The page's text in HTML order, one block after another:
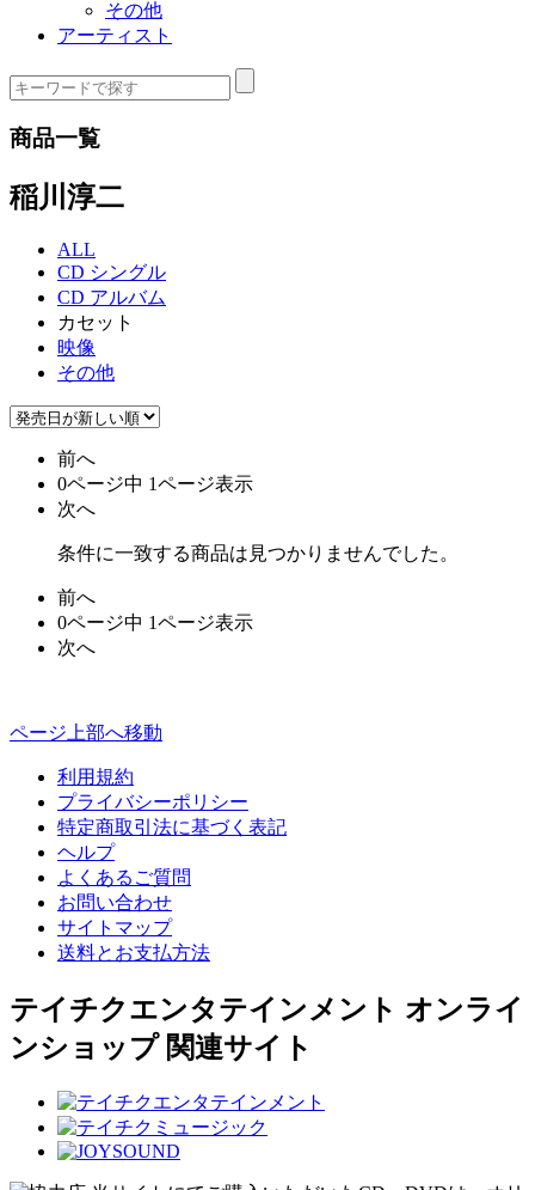
その他
アーティスト
商品一覧
稲川淳二
ALL
CD シングル
CD アルバム
カセット
映像
その他
前へ
0ページ中 1ページ表示
次へ
条件に一致する商品は見つかりませんでした。
前へ
0ページ中 1ページ表示
次へ
ページ上部へ移動
利用規約
プライバシーポリシー
特定商取引法に基づく表記
ヘルプ
よくあるご質問
お問い合わせ
サイトマップ
送料とお支払方法
テイチクエンタテインメント オンライ
ンショップ 関連サイト